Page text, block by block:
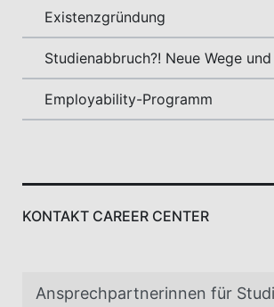
Existenzgründung
Employability-Programm
KONTAKT CAREER CENTER
Ansprechpartnerinnen für